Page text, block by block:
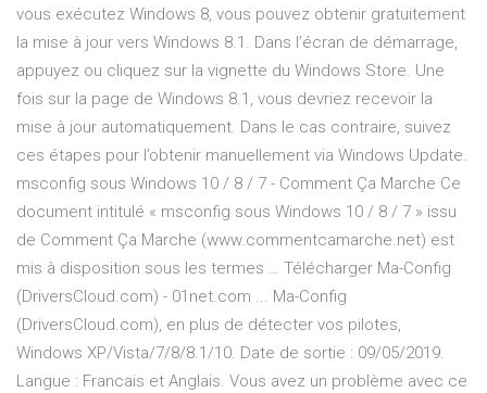
vous exécutez Windows 8, vous pouvez obtenir gratuitement
la mise à jour vers Windows 8.1. Dans l’écran de démarrage,
appuyez ou cliquez sur la vignette du Windows Store. Une
fois sur la page de Windows 8.1, vous devriez recevoir la
mise à jour automatiquement. Dans le cas contraire, suivez
ces étapes pour l’obtenir manuellement via Windows Update.
msconfig sous Windows 10 / 8 / 7 - Comment Ça Marche Ce
document intitulé « msconfig sous Windows 10 / 8 / 7 » issu
de Comment Ça Marche (www.commentcamarche.net) est
mis à disposition sous les termes … Télécharger Ma-Config
(DriversCloud.com) - 01net.com ... Ma-Config
(DriversCloud.com), en plus de détecter vos pilotes,
Windows XP/Vista/7/8/8.1/10. Date de sortie : 09/05/2019.
Langue : Francais et Anglais. Vous avez un problème avec ce